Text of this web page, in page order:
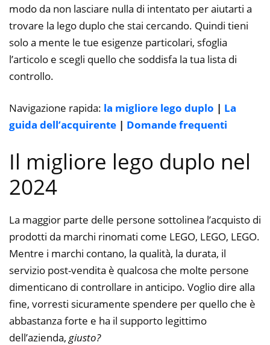
modo da non lasciare nulla di intentato per aiutarti a
trovare la lego duplo che stai cercando. Quindi tieni
solo a mente le tue esigenze particolari, sfoglia
l’articolo e scegli quello che soddisfa la tua lista di
controllo.
Navigazione rapida: la migliore lego duplo | La
guida dell’acquirente | Domande frequenti
Il migliore lego duplo nel
2024
La maggior parte delle persone sottolinea l’acquisto di
prodotti da marchi rinomati come LEGO, LEGO, LEGO.
Mentre i marchi contano, la qualità, la durata, il
servizio post-vendita è qualcosa che molte persone
dimenticano di controllare in anticipo. Voglio dire alla
fine, vorresti sicuramente spendere per quello che è
abbastanza forte e ha il supporto legittimo
dell’azienda, giusto?